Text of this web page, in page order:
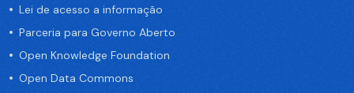
Lei de acesso a informação
Parceria para Governo Aberto
Open Knowledge Foundation
Open Data Commons